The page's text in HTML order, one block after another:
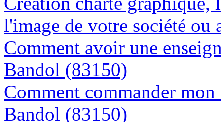
l'image de votre société
Comment avoir une
Bandol (83150)
Comment commander
Bandol (83150)